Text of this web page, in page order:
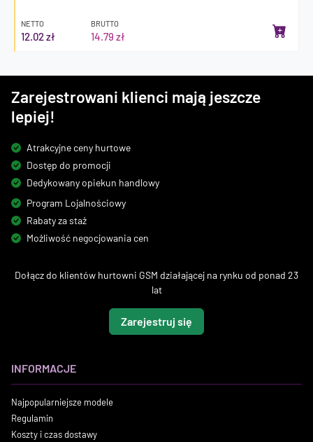
NETTO
12.02 zł
BRUTTO
14.79 zł
Zarejestrowani klienci mają jeszcze
lepiej!
Atrakcyjne ceny hurtowe
Dostęp do promocji
Dedykowany opiekun handlowy
Program Lojalnościowy
Rabaty za staż
Możliwość negocjowania cen
Dołącz do klientów hurtowni GSM działającej na rynku od ponad 23
lat
Zarejestruj się
INFORMACJE
Najpopularniejsze modele
Regulamin
Koszty i czas dostawy